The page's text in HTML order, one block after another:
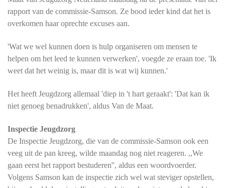
rapport van de commissie-Samson. Ze bood ieder kind dat het is
overkomen haar oprechte excuses aan.
'Wat we wel kunnen doen is hulp organiseren om mensen te
helpen om het leed te kunnen verwerken', voegde ze eraan toe. 'Ik
weet dat het weinig is, maar dit is wat wij kunnen.'
Het heeft Jeugdzorg allemaal 'diep in 't hart geraakt': 'Dat kan ik
niet genoeg benadrukken', aldus Van de Maat.
Inspectie Jeugdzorg
De Inspectie Jeugdzorg, die van de commissie-Samson ook een
veeg uit de pan kreeg, wilde maandag nog niet reageren. ,,We
gaan eerst het rapport bestuderen'', aldus een woordvoerder.
Volgens Samson kan de inspectie zich wel wat steviger opstellen,